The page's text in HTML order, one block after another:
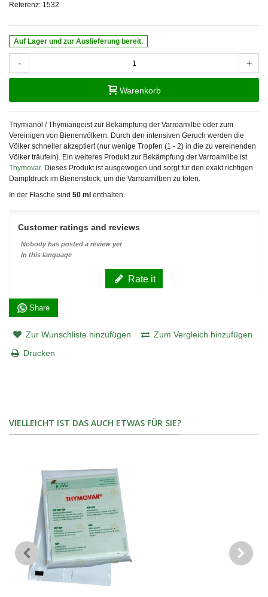
Referenz: 1532
Auf Lager und zur Auslieferung bereit.
- +
Warenkorb
Thymianöl / Thymiangeist zur Bekämpfung der Varroamilbe oder zum
Vereinigen von Bienenvölkern. Durch den intensiven Geruch werden die
Völker schneller akzeptiert (nur wenige Tropfen (1 - 2) in die zu vereinenden
Völker träufeln). Ein weiteres Produkt zur Bekämpfung der Varroamilbe ist
Thymovar. Dieses Produkt ist ausgewogen und sorgt für den exakt richtigen
Dampfdruck im Bienenstock, um die Varroamilben zu töten.
In der Flasche sind 50 ml enthalten.
Customer ratings and reviews
Nobody has posted a review yet
in this language
Rate it
Share
Zur Wunschliste hinzufügen
Zum Vergleich hinzufügen
Drucken
VIELLEICHT IST DAS AUCH ETWAS FÜR SIE?